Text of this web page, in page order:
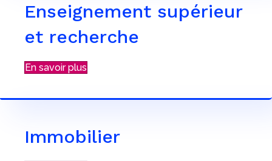
Enseignement supérieur
et recherche
En savoir plus
Immobilier